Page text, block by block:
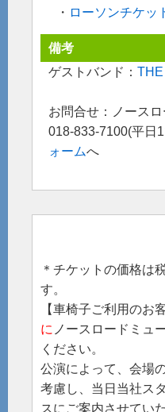
・ ローソンチケッ
備考
ゲストバンド：
お問合せ：ノース
018-833-7100(平日
ォームへ
＊チケットの価格は
す。
【車椅子ご利用のお
に ノースロードミュ
ください。
公演によって、会場
考慮し、当日当社ス
スにご案内させてい